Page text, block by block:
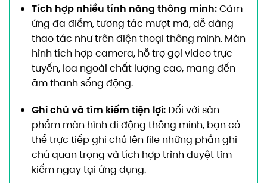
Tích hợp nhiều tính năng thông minh:Cảm
ứng đa điểm, tương tác mượt mà, dễ dàng
thao tác như trên điện thoại thông minh. Màn
hình tích hợp camera, hỗ trợ gọi video trực
tuyến, loa ngoài chất lượng cao, mang đến
âm thanh sống động.
Ghi chú và tìm kiếm tiện lợi:Đối với sản
phẩm màn hình di động thông minh, bạn có
thể trực tiếp ghi chú lên file những phần ghi
chú quan trọng và tích hợp trình duyệt tìm
kiếm ngay tại ứng dụng.